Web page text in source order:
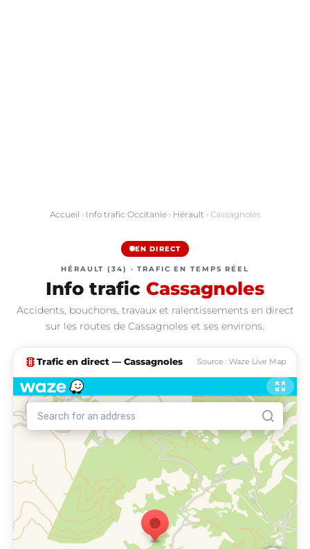
Accueil › Info trafic Occitanie› Hérault › Cassagnoles
EN DIRECT
HÉRAULT (34) · TRAFIC EN TEMPS RÉEL
Info trafic Cassagnoles
Accidents, bouchons, travaux et ralentissements en direct
sur les routes de Cassagnoles et ses environs.
traffic Trafic en direct — Cassagnoles Source : Waze Live Map